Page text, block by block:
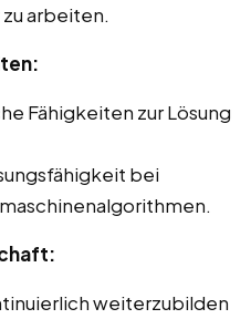
arbeiten.
Fähigkeiten zur Lösung
bei
weiterzubilden